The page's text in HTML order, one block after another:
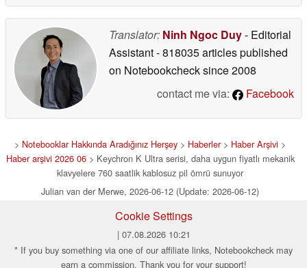
Translator: Ninh Ngoc Duy- Editorial
Assistant- 818035 articles published
on Notebookchecksince 2008
contact me via:
Facebook
> Notebooklar Hakkında Aradığınız Herşey > Haberler> Haber Arşivi >
Haber arşivi 2026 06> Keychron K Ultra serisi, daha uygun fiyatlı mekanik
klavyelere 760 saatlik kablosuz pil ömrü sunuyor
Julian van der Merwe, 2026-06-12 (Update: 2026-06-12)
Cookie Settings
| 07.08.2026 10:21
* If you buy something via one of our affiliate links, Notebookcheck may
earn a commission. Thank you for your support!